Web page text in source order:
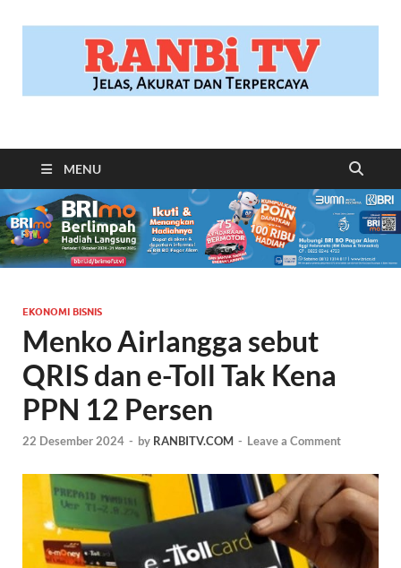
RANBITV.COM
MENU
EKONOMI BISNIS
Menko Airlangga sebut
QRIS dan e-Toll Tak Kena
PPN 12 Persen
22 Desember 2024 - by RANBITV.COM - Leave a Comment